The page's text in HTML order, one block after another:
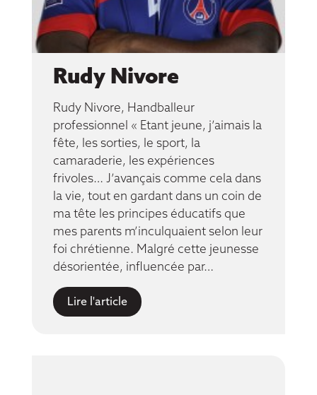
Rudy Nivore
Rudy Nivore, Handballeur
professionnel « Etant jeune, j’aimais la
fête, les sorties, le sport, la
camaraderie, les expériences
frivoles… J’avançais comme cela dans
la vie, tout en gardant dans un coin de
ma tête les principes éducatifs que
mes parents m’inculquaient selon leur
foi chrétienne. Malgré cette jeunesse
désorientée, influencée par…
Lire l'article